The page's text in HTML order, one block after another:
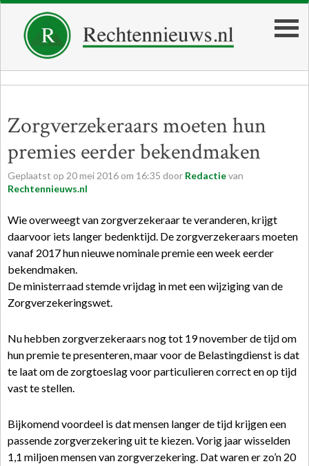
Zorgverzekeraars moeten hun
premies eerder bekendmaken
Geplaatst op 20mei 2016 om 16:35 door Redactievan
Rechtennieuws.nl
Wie overweegt van zorgverzekeraar te veranderen, krijgt
daarvoor iets langer bedenktijd. De zorgverzekeraars moeten
vanaf 2017 hun nieuwe nominale premie een week eerder
bekendmaken.
De ministerraad stemde vrijdag in met een wijziging van de
Zorgverzekeringswet.
Nu hebben zorgverzekeraars nog tot 19 november de tijd om
hun premie te presenteren, maar voor de Belastingdienst is dat
te laat om de zorgtoeslag voor particulieren correct en op tijd
vast te stellen.
Bijkomend voordeel is dat mensen langer de tijd krijgen een
passende zorgverzekering uit te kiezen. Vorig jaar wisselden
1,1 miljoen mensen van zorgverzekering. Dat waren er zo’n 20